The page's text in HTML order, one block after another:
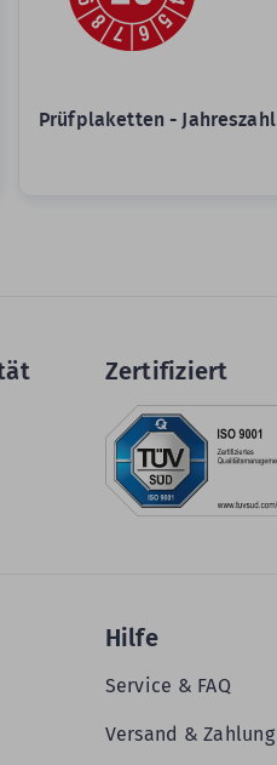
Prüfplaketten - Jahreszahl
Zertifiziert
Hilfe
Service & FAQ
Versand & Zahlung